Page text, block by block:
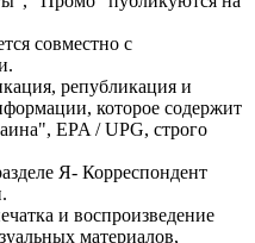
совместно с
републикация и
которое содержит
EPA / UPG, строго
Я- Корреспондент
и воспроизведение
материалов,